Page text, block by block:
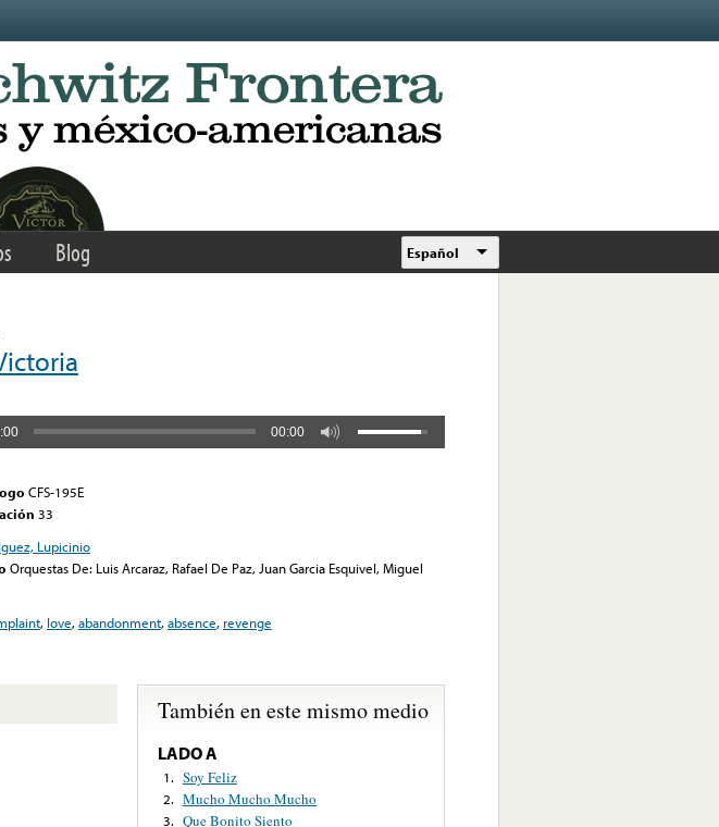
Blog Español
00:00
CFS-195E
33
Lupicinio
Orquestas De: Luis Arcaraz, Rafael De Paz, Juan Garcia Esquivel, Miguel
, love,abandonment,absence, revenge
También en este mismo medio
LADO A
1. Soy Feliz
2. Mucho Mucho Mucho
3. Que Bonito Siento